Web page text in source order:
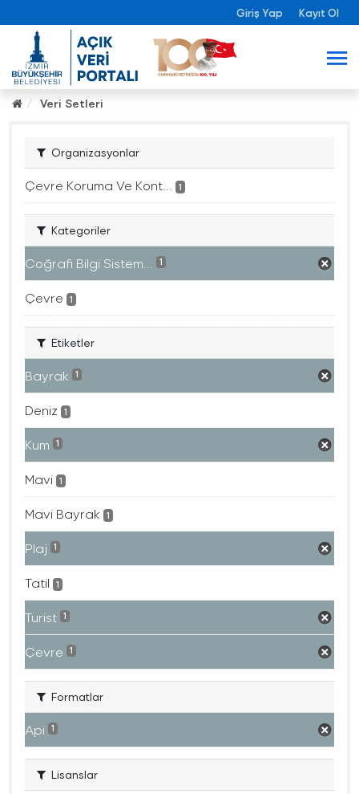
Giriş Yap Kayıt Ol
Veri Setleri
Organizasyonlar
Çevre Koruma Ve Kont... 1
Kategoriler
Coğrafi Bilgi Sistem... 1
Çevre 1
Etiketler
Bayrak 1
Deniz 1
Kum 1
Mavi 1
Mavi Bayrak 1
Plaj 1
Tatil 1
Turist 1
Çevre 1
Formatlar
Api 1
Lisanslar